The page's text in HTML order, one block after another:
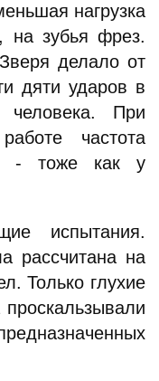
нагрузка
на зубья фрез.
делало от
дяти ударов в
При
частота
- тоже как у
испытания.
рассчитана на
Только глухие